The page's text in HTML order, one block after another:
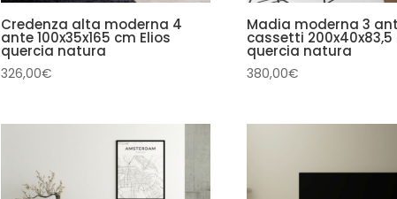
Credenza alta moderna 4
ante 100x35x165 cm Elios
quercia natura
326,00€
Madia moderna 3
cassetti 200x40x83,5
quercia natura
380,00€